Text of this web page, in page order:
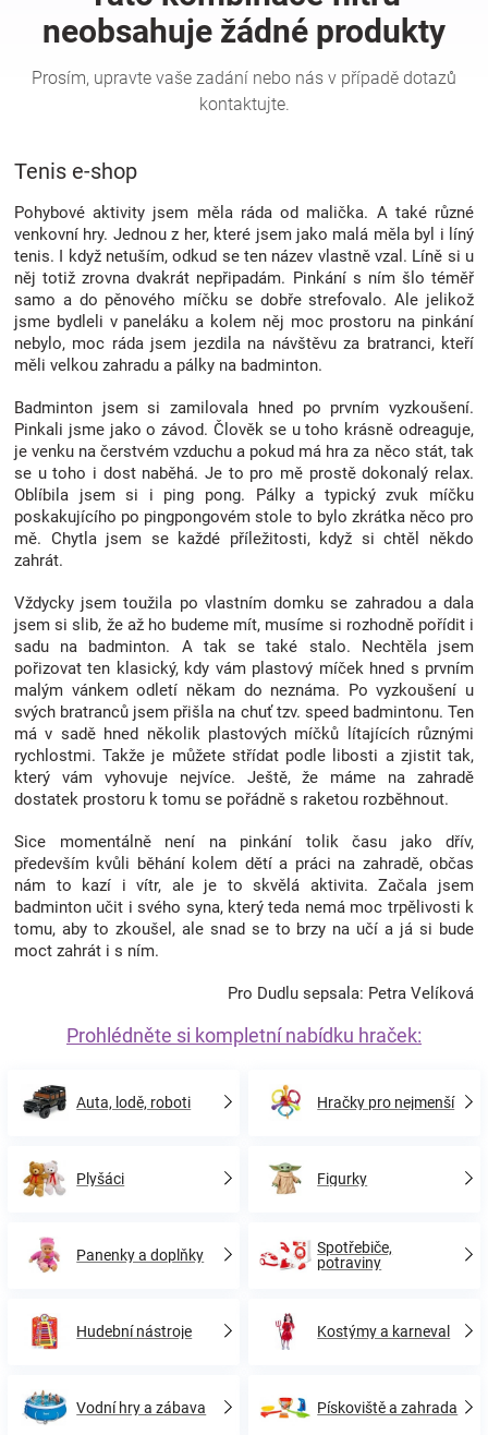
zábava
pro
děti
Těhotenské
oblečení
Novinky
Značky
Blog
Hračkářství
Přihlášení
Tenis e-shop
Pohybové aktivity jsem měla ráda od malička. A také různé
venkovní hry. Jednou z her, které jsem jako malá měla byl i líný
tenis. I když netuším, odkud se ten název vlastně vzal. Líně si u
něj totiž zrovna dvakrát nepřipadám. Pinkání s ním šlo téměř
samo a do pěnového míčku se dobře strefovalo. Ale jelikož
jsme bydleli v paneláku a kolem něj moc prostoru na pinkání
nebylo, moc ráda jsem jezdila na návštěvu za bratranci, kteří
měli velkou zahradu a pálky na badminton.
Badminton jsem si zamilovala hned po prvním vyzkoušení.
Pinkali jsme jako o závod. Člověk se u toho krásně odreaguje,
je venku na čerstvém vzduchu a pokud má hra za něco stát, tak
se u toho i dost naběhá. Je to pro mě prostě dokonalý relax.
Oblíbila jsem si i ping pong. Pálky a typický zvuk míčku
poskakujícího po pingpongovém stole to bylo zkrátka něco pro
mě. Chytla jsem se každé příležitosti, když si chtěl někdo
zahrát.
Vždycky jsem toužila po vlastním domku se zahradou a dala
jsem si slib, že až ho budeme mít, musíme si rozhodně pořídit i
sadu na badminton. A tak se také stalo. Nechtěla jsem
pořizovat ten klasický, kdy vám plastový míček hned s prvním
malým vánkem odletí někam do neznáma. Po vyzkoušení u
svých bratranců jsem přišla na chuť tzv. speed badmintonu. Ten
má v sadě hned několik plastových míčků lítajících různými
rychlostmi. Takže je můžete střídat podle libosti a zjistit tak,
který vám vyhovuje nejvíce. Ještě, že máme na zahradě
dostatek prostoru k tomu se pořádně s raketou rozběhnout.
Sice momentálně není na pinkání tolik času jako dřív,
především kvůli běhání kolem dětí a práci na zahradě, občas
nám to kazí i vítr, ale je to skvělá aktivita. Začala jsem
badminton učit i svého syna, který teda nemá moc trpělivosti k
tomu, aby to zkoušel, ale snad se to brzy na učí a já si bude
moct zahrát i s ním.
Pro Dudlu sepsala: Petra Velíková
Prohlédněte si kompletní nabídku hraček:
Auta, lodě, roboti Hračky pro nejmenší
Plyšáci Figurky
Panenky a doplňky
Spotřebiče,
potraviny
Hudební nástroje Kostýmy a karneval
Vodní hry a zábava Pískoviště a zahrada